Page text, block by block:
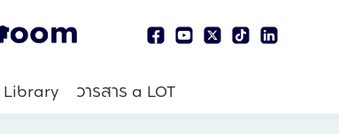
Library วารสาร a LOT